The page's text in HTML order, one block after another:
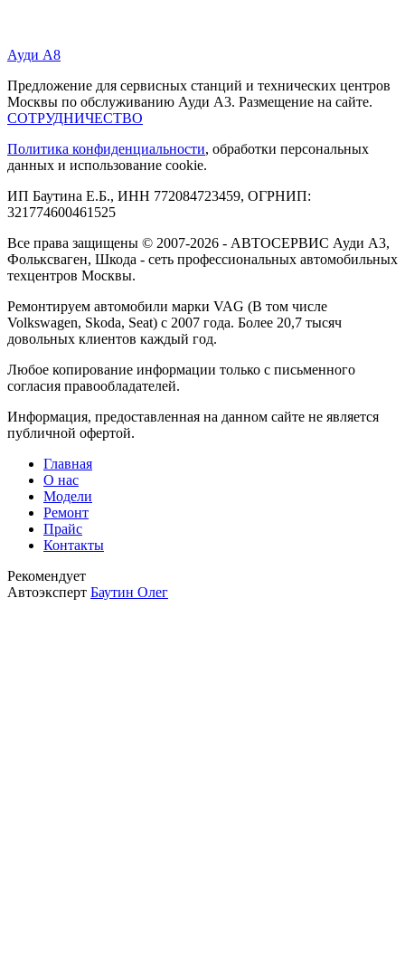
Ауди А8
Предложение для сервисных станций и технических центров
Москвы по обслуживанию Ауди А3. Размещение на сайте.
СОТРУДНИЧЕСТВО
Политика конфиденциальности, обработки персональных
данных и использование cookie.
ИП Баутина Е.Б., ИНН 772084723459, ОГРНИП:
321774600461525
Все права защищены © 2007-2026 - АВТОСЕРВИС Ауди А3,
Фольксваген, Шкода - сеть профессиональных автомобильных
техцентров Москвы.
Ремонтируем автомобили марки VAG (В том числе
Volkswagen, Skoda, Seat) с 2007 года. Более 20,7 тысяч
довольных клиентов каждый год.
Любое копирование информации только с письменного
согласия правообладателей.
Информация, предоставленная на данном сайте не является
публичной офертой.
Главная
О нас
Модели
Ремонт
Прайс
Контакты
Рекомендует
Автоэксперт Баутин Олег